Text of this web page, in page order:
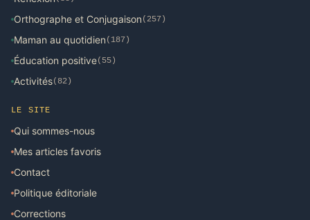
Orthographe et Conjugaison (257)
Maman au quotidien (187)
Éducation positive(55)
Activités(82)
LE SITE
Qui sommes-nous
Mes articles favoris
Contact
Politique éditoriale
Corrections